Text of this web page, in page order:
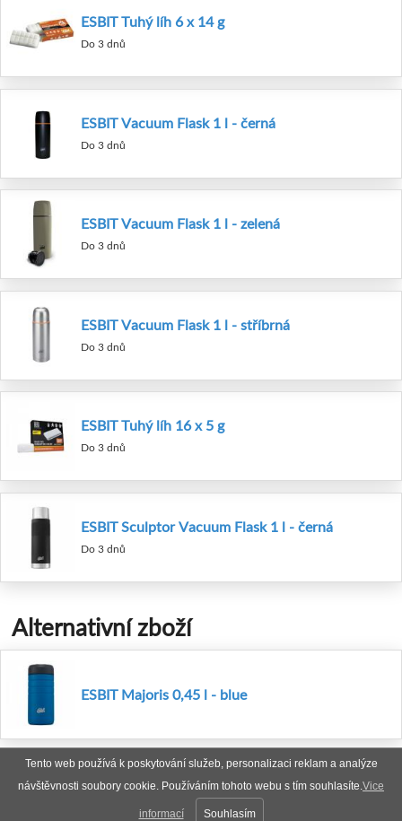
Tento web používá k poskytování služeb, personalizaci reklam a analýze
návštěvnosti soubory cookie. Používáním tohoto webu s tím souhlasíte.Vice
informací Souhlasím
ESBIT Tuhý líh 6 x 14 g
Do 3 dnů
ESBIT Vacuum Flask 1 l - černá
Do 3 dnů
ESBIT Vacuum Flask 1 l - zelená
Do 3 dnů
ESBIT Vacuum Flask 1 l - stříbrná
Do 3 dnů
ESBIT Tuhý líh 16 x 5 g
Do 3 dnů
ESBIT Sculptor Vacuum Flask 1 l - černá
Do 3 dnů
Alternativní zboží
ESBIT Majoris 0,45 l - blue